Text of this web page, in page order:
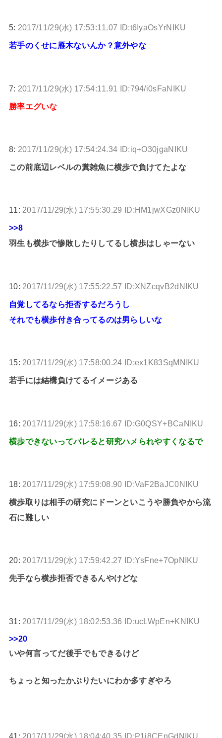
5: 2017/11/29(水) 17:53:11.07 ID:t6IyaOsYrNIKU
若手のくせに雁木ないんか？意外やな
7: 2017/11/29(水) 17:54:11.91 ID:794/i0sFaNIKU
勝率エグいな
8: 2017/11/29(水) 17:54:24.34 ID:iq+O30jgaNIKU
この前底辺レベルの糞雑魚に横歩で負けてたよな
11: 2017/11/29(水) 17:55:30.29 ID:HM1jwXGz0NIKU
>>8
羽生も横歩で惨敗したりしてるし横歩はしゃーない
10: 2017/11/29(水) 17:55:22.57 ID:XNZcqvB2dNIKU
自覚してるなら拒否するだろうし
それでも横歩付き合ってるのは男らしいな
15: 2017/11/29(水) 17:58:00.24 ID:ex1K83SqMNIKU
若手には結構負けてるイメージある
16: 2017/11/29(水) 17:58:16.67 ID:G0QSY+BCaNIKU
横歩できないってバレると研究ハメられやすくなるで
18: 2017/11/29(水) 17:59:08.90 ID:VaF2BaJC0NIKU
横歩取りは相手の研究にドーンといこうや勝負やから流
石に難しい
20: 2017/11/29(水) 17:59:42.27 ID:YsFne+7OpNIKU
先手なら横歩拒否できるんやけどな
31: 2017/11/29(水) 18:02:53.36 ID:ucLWpEn+KNIKU
>>20
いや何言ってだ後手でもできるけど
ちょっと知ったかぶりたいにわか多すぎやろ
41: 2017/11/29(水) 18:04:40.35 ID:P1i8CEnGdNIKU